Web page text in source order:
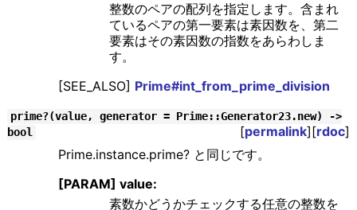
整数のペアの配列を指定します。含まれ
ているペアの第一要素は素因数を、第二
要素はその素因数の指数をあらわしま
す。
[SEE_ALSO] Prime#int_from_prime_division
prime?(value, generator = Prime::Generator23.new) ->
bool
[permalink][rdoc]
Prime.instance.prime? と同じです。
[PARAM] value:
素数かどうかチェックする任意の整数を